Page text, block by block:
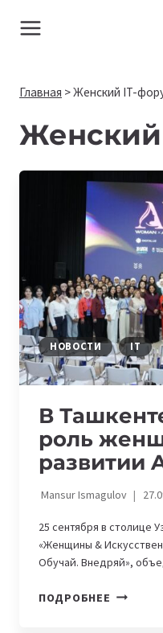
Главная >Женский IT-
НОВОСТИ IT
В
роль
развитии
Mansur Ismagulov
25 сентября в столице
«Женщины &
Обучай. Внедряй»,
ПОДРОБНЕЕ В